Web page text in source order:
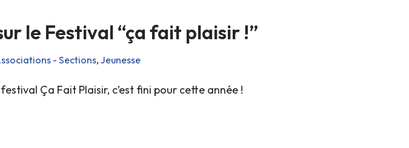
le Festival “ça fait plaisir !”
- Sections, Jeunesse
Ça Fait Plaisir, c’est fini pour cette année !